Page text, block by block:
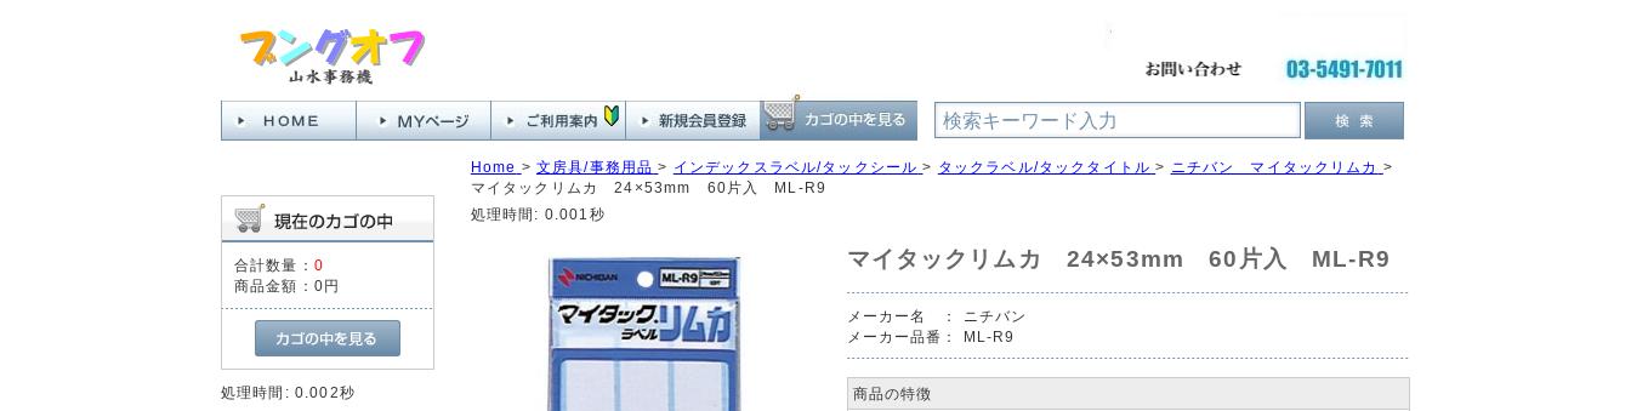
合計数量： 0
商品金額： 0円
処理時間: 0.002秒
Home > 文房具/事務用品 > インデックスラベル/タックシール > タックラベル/タックタイトル > ニチバン マイタックリムカ
>
マイタックリムカ 24×53mm 60片入 ML-R9
処理時間: 0.001秒
マイタックリムカ 24×53mm 60片入 ML-R9
メーカー名 ：
ニチバン
メーカー品番：
ML-R9
商品の特徴